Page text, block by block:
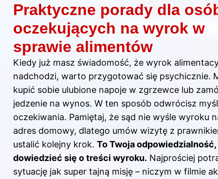
Praktyczne porady dla
oczekujących na wyrok w
sprawie alimentów
Kiedy już masz świadomość, że wyrok
nadchodzi, warto przygotować się psychicznie.
kupić sobie ulubione napoje w zgrzewce lub
jedzenie na wynos. W ten sposób odwrócisz
oczekiwania. Pamiętaj, że sąd nie wyśle wyroku
adres domowy, dlatego umów wizytę z
ustalić kolejny krok. To Twoja odpowiedzialność,
dowiedzieć się o treści wyroku. Najprościej
sytuację jak super tajną misję – niczym w filmie